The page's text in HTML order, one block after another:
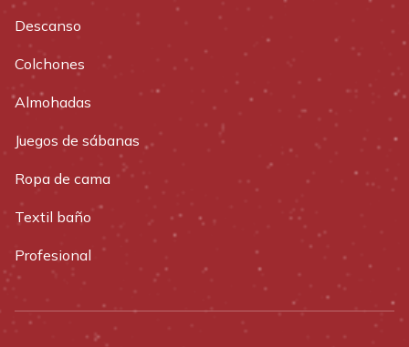
Descanso
Colchones
Almohadas
Juegos de sábanas
Ropa de cama
Textil baño
Profesional